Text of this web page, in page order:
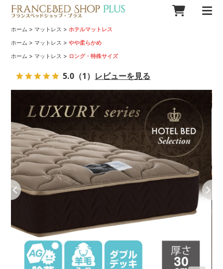
ホーム > マットレス > ホテルマットレス
ホーム > マットレス >やや柔らかめ
ホーム > マットレス > ロング・特殊サイズ
5.0 （1） レビューを見る